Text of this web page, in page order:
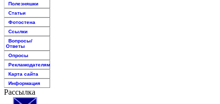
Полезняшки
Статьи
Фотостена
Ссылки
Вопросы/
Ответы
Опросы
Рекламодателям
Карта сайта
Информация
Рассылка